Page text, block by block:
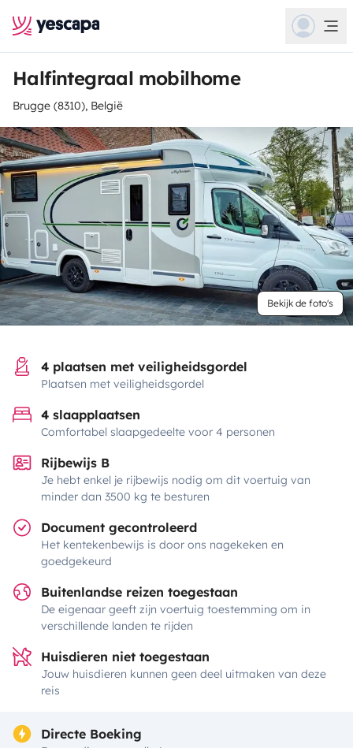
Halfintegraal mobilhome
Brugge (8310), België
Bekijk de foto's
4 plaatsen met veiligheidsgordel
Plaatsen met veiligheidsgordel
4 slaapplaatsen
Comfortabel slaapgedeelte voor 4 personen
Rijbewijs B
Je hebt enkel je rijbewijs nodig om dit voertuig van
minder dan 3500 kg te besturen
Document gecontroleerd
Het kentekenbewijs is door ons nagekeken en
goedgekeurd
Buitenlandse reizen toegestaan
De eigenaar geeft zijn voertuig toestemming om in
verschillende landen te rijden
Huisdieren niet toegestaan
Jouw huisdieren kunnen geen deel uitmaken van deze
reis
Directe Boeking